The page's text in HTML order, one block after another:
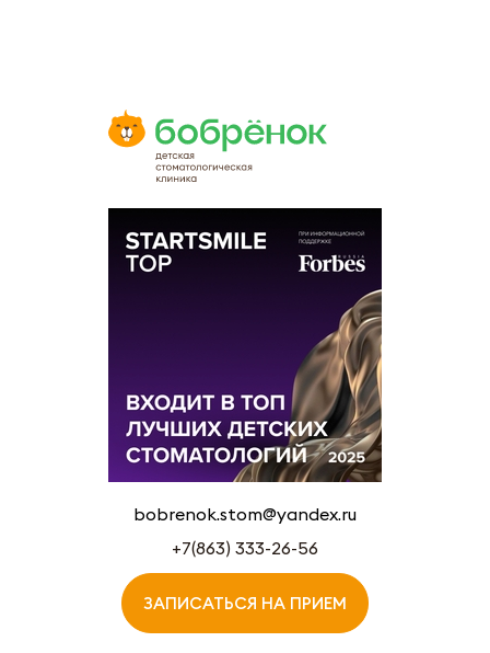
bobrenok.stom@yandex.ru
+7(863) 333-26-56
ЗАПИСАТЬСЯ НА ПРИЕМ